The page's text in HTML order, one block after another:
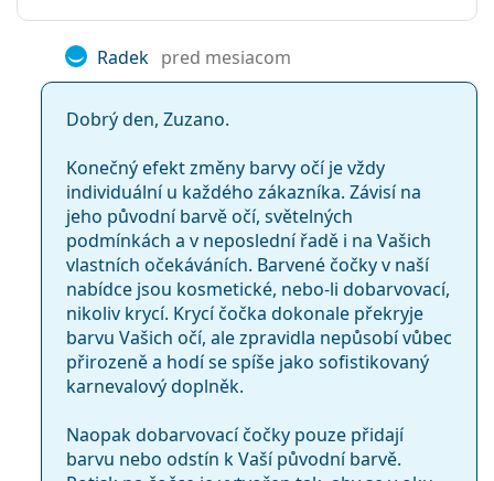
Radek pred mesiacom
Dobrý den, Zuzano.
Konečný efekt změny barvy očí je vždy
individuální u každého zákazníka. Závisí na
jeho původní barvě očí, světelných
podmínkách a v neposlední řadě i na Vašich
vlastních očekáváních. Barvené čočky v naší
nabídce jsou kosmetické, nebo-li dobarvovací,
nikoliv krycí. Krycí čočka dokonale překryje
barvu Vašich očí, ale zpravidla nepůsobí vůbec
přirozeně a hodí se spíše jako sofistikovaný
karnevalový doplněk.
Naopak dobarvovací čočky pouze přidají
barvu nebo odstín k Vaší původní barvě.